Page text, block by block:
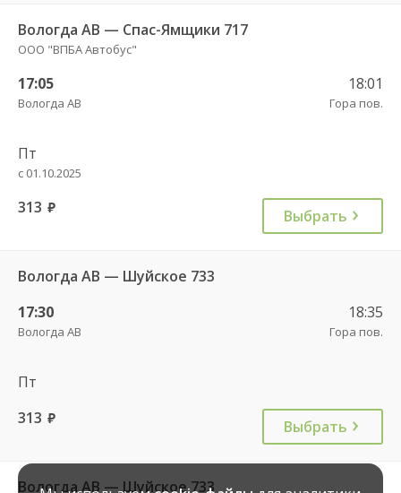
Вологда АВ — Спас-Ямщики 717
ООО "ВПБА Автобус"
17:05
Вологда АВ
18:01
Гора пов.
Пт
с 01.10.2025
313 руб. Выбрать
Вологда АВ — Шуйское 733
17:30
Вологда АВ
18:35
Гора пов.
Пт
313 руб. Выбрать
Вологда АВ — Шуйское 733